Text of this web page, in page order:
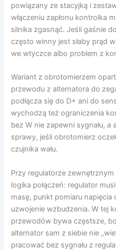
powiązany ze stacyjką i
włączeniu zapłonu kontrolka
silnika zgasnąć. Jeśli gaśnie
często winny jest słaby prąd
we wtyczce albo problem z
Wariant z obrotomierzem
przewodu z alternatora do
podłącza się do D+ ani do
wychodzą też ograniczenia
bez W nie zapewni sygnału,
sprawy, jeśli obrotomierz
czujnika wału.
Przy regulatorze
logika połączeń: regulator
masę, punkt pomiaru napięcia
uzwojenie wzbudzenia. W tej
przewodów bywa częstsze,
alternator sam z siebie nie
pracować bez sygnału z